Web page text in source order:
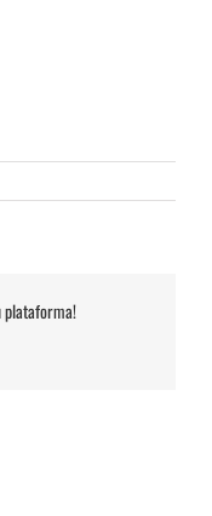
plataforma!